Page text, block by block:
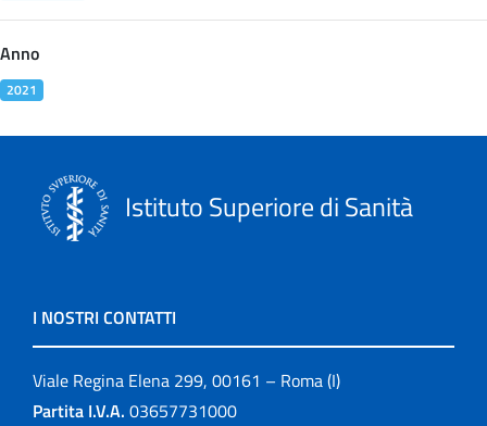
Anno
2021
Istituto Superiore di Sanità
I NOSTRI CONTATTI
Viale Regina Elena 299, 00161 – Roma (I)
Partita I.V.A. 03657731000